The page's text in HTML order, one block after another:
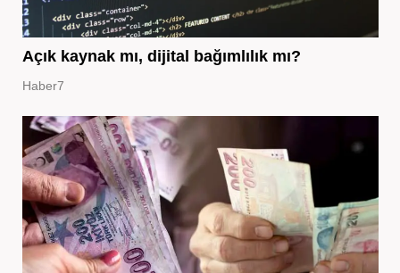
Açık kaynak mı, dijital bağımlılık mı?
Haber7